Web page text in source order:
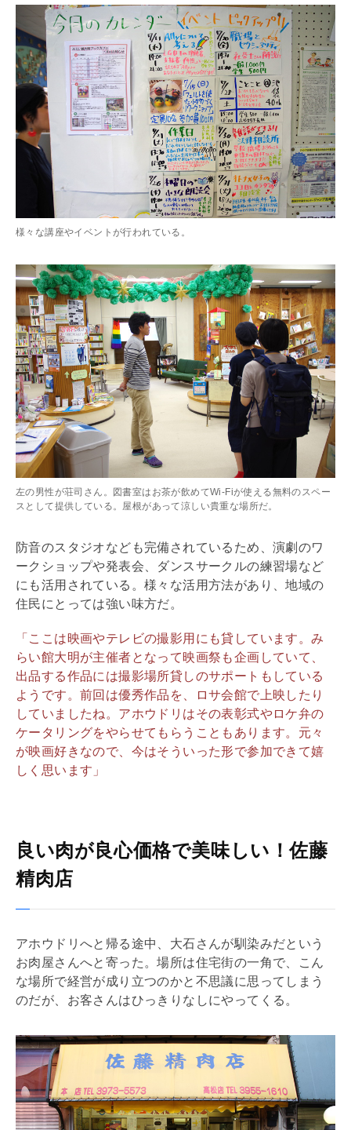
様々な講座やイベントが行われている。
左の男性が荘司さん。図書室はお茶が飲めてWi-Fiが使える無料のスペー
スとして提供している。屋根があって涼しい貴重な場所だ。
防音のスタジオなども完備されているため、演劇のワ
ークショップや発表会、ダンスサークルの練習場など
にも活用されている。様々な活用方法があり、地域の
住民にとっては強い味方だ。
「ここは映画やテレビの撮影用にも貸しています。み
らい館大明が主催者となって映画祭も企画していて、
出品する作品には撮影場所貸しのサポートもしている
ようです。前回は優秀作品を、ロサ会館で上映したり
していましたね。アホウドリはその表彰式やロケ弁の
ケータリングをやらせてもらうこともあります。元々
が映画好きなので、今はそういった形で参加できて嬉
しく思います」
良い肉が良心価格で美味しい！佐藤
精肉店
アホウドリへと帰る途中、大石さんが馴染みだという
お肉屋さんへと寄った。場所は住宅街の一角で、こん
な場所で経営が成り立つのかと不思議に思ってしまう
のだが、お客さんはひっきりなしにやってくる。